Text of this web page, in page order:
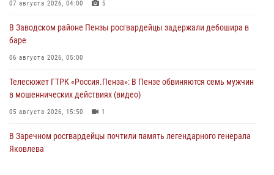
07 августа 2026, 04:00 5
В Заводском районе Пензы росгвардейцы задержали дебошира в
баре
06 августа 2026, 05:00
Телесюжет ГТРК «Россия.Пенза»: В Пензе обвиняются семь мужчин
в мошеннических действиях (видео)
05 августа 2026, 15:50 1
В Заречном росгвардейцы почтили память легендарного генерала
Яковлева